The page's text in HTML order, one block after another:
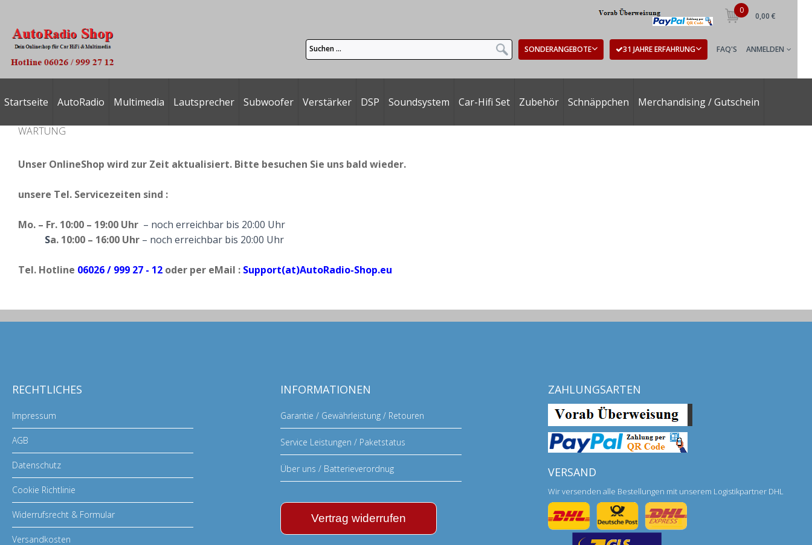
Startseite AutoRadio Multimedia Lautsprecher Subwoofer Verstärker DSP Soundsystem Car-Hifi Set Zubehör Schnäppchen Merchandising / Gutschein
0
0,00 €
SONDERANGEBOTE 31 JAHRE ERFAHRUNG FAQ'S ANMELDEN
WARTUNG
Unser OnlineShop wird zur Zeit aktualisiert. Bitte besuchen Sie uns bald wieder.
unsere Tel. Servicezeiten sind :
Mo. – Fr. 10:00 – 19:00 Uhr – noch erreichbar bis 20:00 Uhr
Sa. 10:00 – 16:00 Uhr – noch erreichbar bis 20:00 Uhr
Tel. Hotline 06026 / 999 27 - 12 oder per eMail : Support(at)AutoRadio-Shop.eu
RECHTLICHES
Impressum
AGB
Datenschutz
Cookie Richtlinie
Widerrufsrecht & Formular
Versandkosten
INFORMATIONEN
Garantie / Gewährleistung / Retouren
Service Leistungen / Paketstatus
Über uns / Batterieverordnug
Vertrag widerrufen
ZAHLUNGSARTEN
VERSAND
Wir versenden alle Bestellungen mit unserem Logistikpartner DHL